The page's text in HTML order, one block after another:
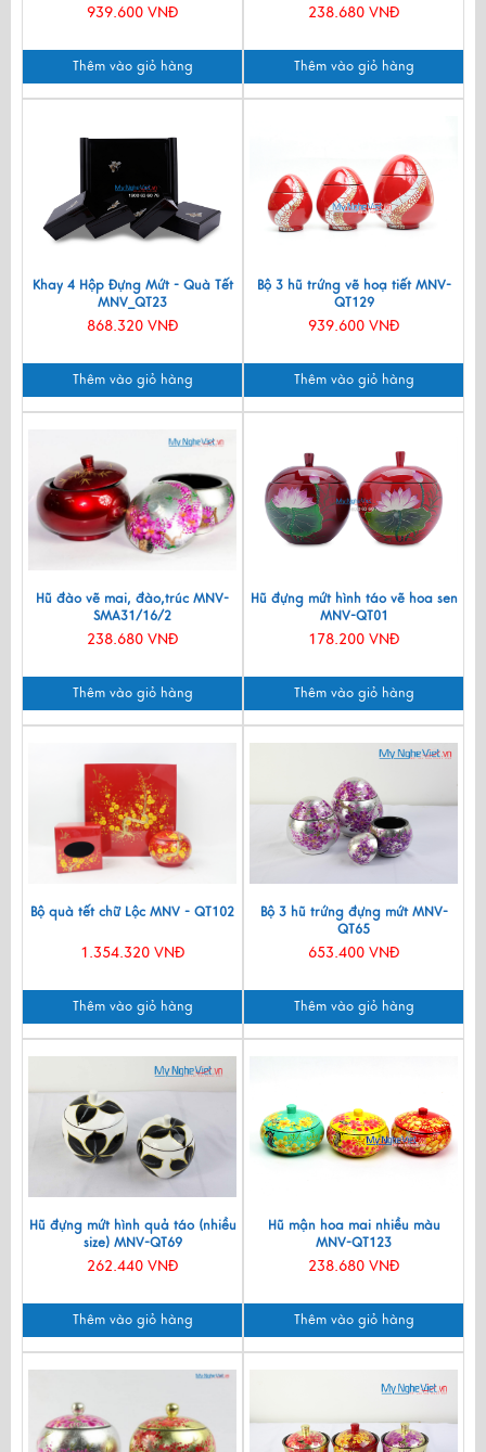
939.600 VNĐ
Thêm vào giỏ hàng
238.680 VNĐ
Thêm vào giỏ hàng
Khay 4 Hộp Đựng Mứt - Quà Tết
MNV_QT23
868.320 VNĐ
Thêm vào giỏ hàng
Bộ 3 hũ trứng vẽ hoạ tiết MNV-
QT129
939.600 VNĐ
Thêm vào giỏ hàng
Hũ đào vẽ mai, đào,trúc MNV-
SMA31/16/2
238.680 VNĐ
Thêm vào giỏ hàng
Hũ đựng mứt hình táo vẽ hoa sen
MNV-QT01
178.200 VNĐ
Thêm vào giỏ hàng
Bộ quà tết chữ Lộc MNV - QT102
1.354.320 VNĐ
Thêm vào giỏ hàng
Bộ 3 hũ trứng đựng mứt MNV-
QT65
653.400 VNĐ
Thêm vào giỏ hàng
Hũ đựng mứt hình quả táo (nhiều
size) MNV-QT69
262.440 VNĐ
Thêm vào giỏ hàng
Hũ mận hoa mai nhiều màu
MNV-QT123
238.680 VNĐ
Thêm vào giỏ hàng